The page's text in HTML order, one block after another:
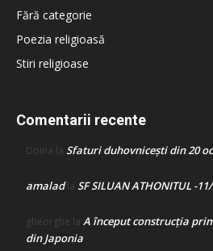
Fără categorie
Poezia religioasă
Stiri religioase
Comentarii recente
Doina la Sfaturi duhovnicești din 20
amaladla SF SILUAN ATHONITUL -11/
gheorghe la A început construcţia
din Japonia